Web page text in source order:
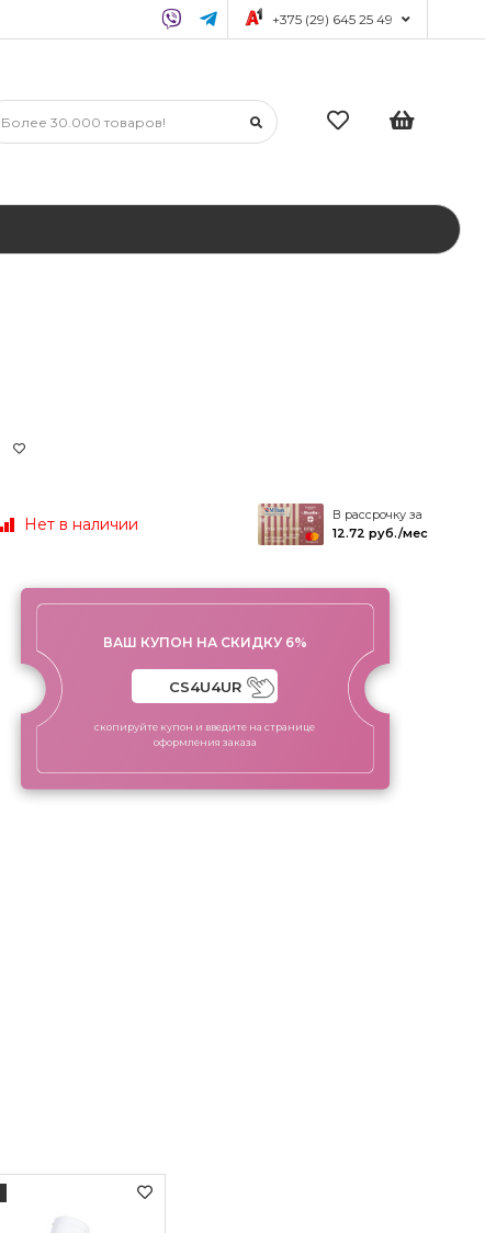
+375 (29) 645 25 49
Нет в наличии
В рассрочку за
12.72 руб./мес
ВАШ КУПОН НА СКИДКУ 6%
скопируйте купон и введите на странице
оформления заказа